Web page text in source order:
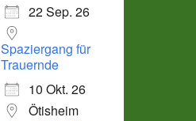
22 Sep. 26
Spaziergang für
Trauernde
10 Okt. 26
Ötisheim